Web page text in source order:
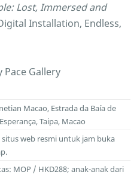
Lost, Immersed and
Installation, Endless,
Gallery
Macao, Estrada da Baía de
Taipa, Macao
web resmi untuk jam buka
MOP / HKD288; anak-anak dari